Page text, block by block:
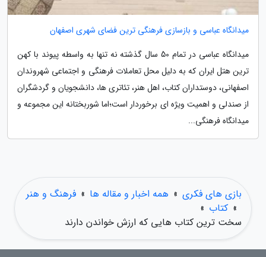
میدانگاه عباسی و بازسازی فرهنگی ترین فضای شهری اصفهان
میدانگاه عباسی در تمام 50 سال گذشته نه تنها به واسطه پیوند با کهن
ترین هتل ایران که به دلیل محل تعاملات فرهنگی و اجتماعی شهروندان
اصفهانی، دوستداران کتاب، اهل هنر، تئاتری ها، دانشجویان و گردشگران
از صندلی و اهمیت ویژه ای برخوردار است؛اما شوربختانه این مجموعه و
میدانگاه فرهنگی...
بازی های فکری » همه اخبار و مقاله ها » فرهنگ و هنر
» کتاب »
سخت ترین کتاب هایی که ارزش خواندن دارند